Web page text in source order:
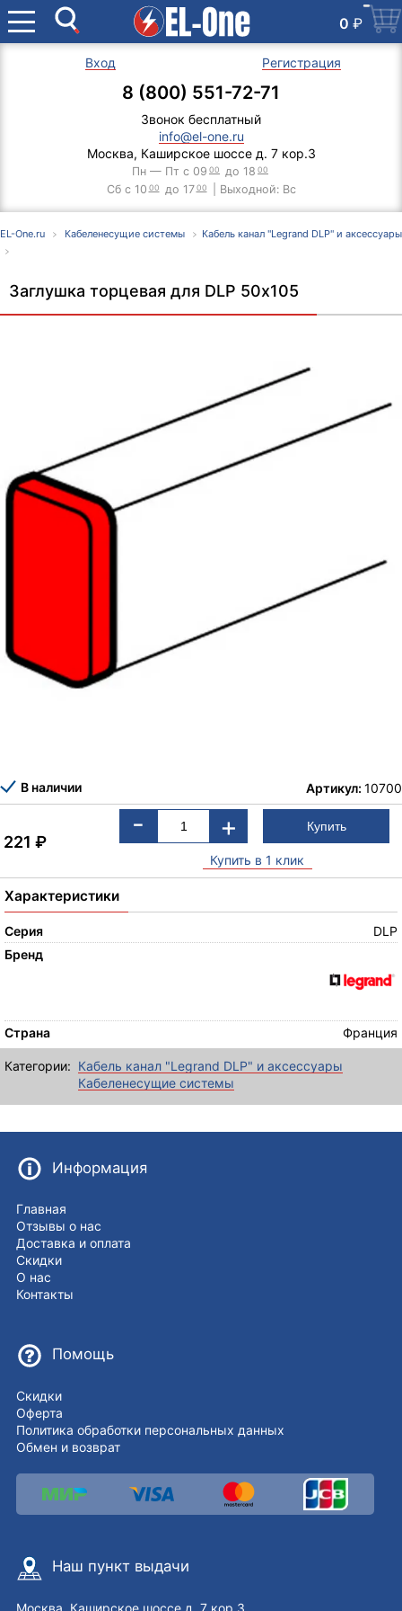
0 ₽
Вход Регистрация
8 (800) 551-72-71
Звонок бесплатный
info@el-one.ru
Москва, Каширское шоссе д. 7 кор.3
Пн — Пт с 09 00 до 18 00
Сб с 10 00 до 17 00 | Выходной: Вс
EL-One.ru Кабеленесущие системы Кабель канал "Legrand DLP" и аксессуары
Заглушка торцевая для DLP 50х105
В наличии Артикул: 10700
221₽
- +
Купить в 1 клик
Характеристики
Серия
DLP
Бренд
Страна Франция
Категории: Кабель канал "Legrand DLP" и аксессуары
Кабеленесущие системы
Информация
Главная
Отзывы о нас
Доставка и оплата
Скидки
О нас
Контакты
Помощь
Скидки
Оферта
Политика обработки персональных данных
Обмен и возврат
Наш пункт выдачи
Москва, Каширское шоссе д. 7 кор.3